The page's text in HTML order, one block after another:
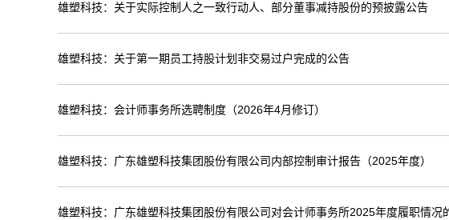
雄塑科技：关于实际控制人之一致行动人、部分董事减持股份的预披露公告
雄塑科技：关于第一期员工持股计划非交易过户完成的公告
雄塑科技：会计师事务所选聘制度（2026年4月修订）
雄塑科技：广东雄塑科技集团股份有限公司内部控制审计报告（2025年度）
雄塑科技：广东雄塑科技集团股份有限公司对会计师事务所2025年度履职情况